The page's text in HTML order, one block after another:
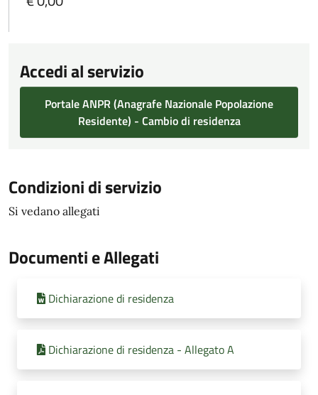
Accedi al servizio
Portale ANPR (Anagrafe Nazionale Popolazione
Residente) - Cambio di residenza
Condizioni di servizio
Si vedano allegati
Documenti e Allegati
Dichiarazione di residenza
Dichiarazione di residenza - Allegato A